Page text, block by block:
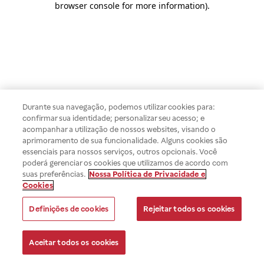
browser console for more information).
Durante sua navegação, podemos utilizar cookies para:
confirmar sua identidade; personalizar seu acesso; e
acompanhar a utilização de nossos websites, visando o
aprimoramento de sua funcionalidade. Alguns cookies são
essenciais para nossos serviços, outros opcionais. Você
poderá gerenciar os cookies que utilizamos de acordo com
suas preferências. Nossa Política de Privacidade e
Cookies
Definições de cookies Rejeitar todos os cookies
Aceitar todos os cookies